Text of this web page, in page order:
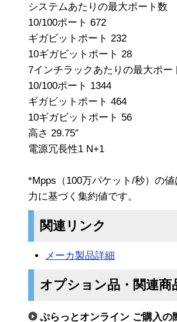
システムあたりの最大ポート数
10/100ポート 672
ギガビットポート 232
10ギガビットポート 28
7インチラックあたりの最大ポー
10/100ポート 1344
ギガビットポート 464
10ギガビットポート 56
高さ 29.75″
電源冗長性1 N+1
*Mpps（100万パケット/秒）の
力に基づく集約値です。
関連リンク
メーカ製品詳細
オプション品・関連商
ぷらっとオンライン ご購入の